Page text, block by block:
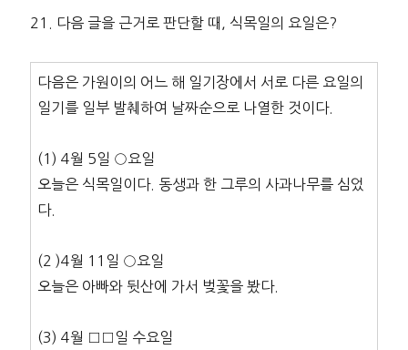
21. 다음 글을 근거로 판단할 때, 식목일의 요일은?
다음은 가원이의 어느 해 일기장에서 서로 다른 요일의
일기를 일부 발췌하여 날짜순으로 나열한 것이다.
(1) 4월 5일 ○요일
오늘은 식목일이다. 동생과 한 그루의 사과나무를 심었
다.
(2 )4월 11일 ○요일
오늘은 아빠와 뒷산에 가서 벚꽃을 봤다.
(3) 4월 □□일 수요일